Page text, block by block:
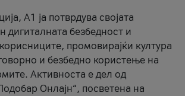
А1 ја потврдува својата
дигиталната безбедност и
промовирајќи култура
и безбедно користење на
Активноста е дел од
Онлајн“, посветена на